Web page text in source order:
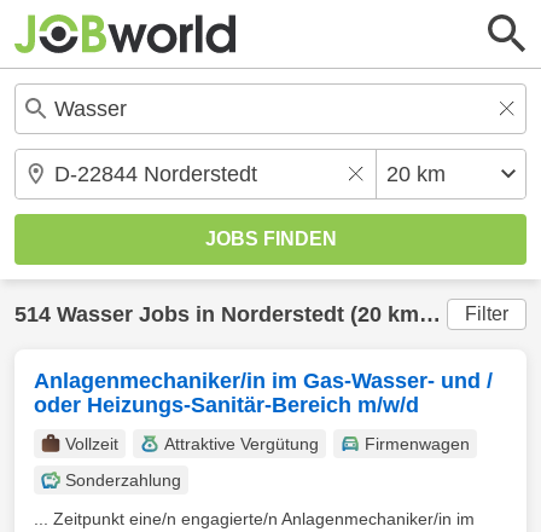
514 Wasser Jobs in Norderstedt (20 km) gefunden Filter
Anlagenmechaniker/in im Gas-Wasser- und /
oder Heizungs-Sanitär-Bereich m/w/d
Vollzeit Attraktive Vergütung
Firmenwagen
Sonderzahlung
... Zeitpunkt eine/n engagierte/n Anlagenmechaniker/in im